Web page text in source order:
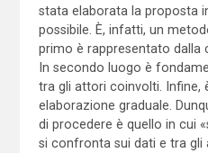
stata elaborata la proposta
possibile. È, infatti, un
primo è rappresentato dalla
In secondo luogo è
tra gli attori coinvolti. Infine,
elaborazione graduale.
di procedere è quello in cui
si confronta sui dati e tra gli